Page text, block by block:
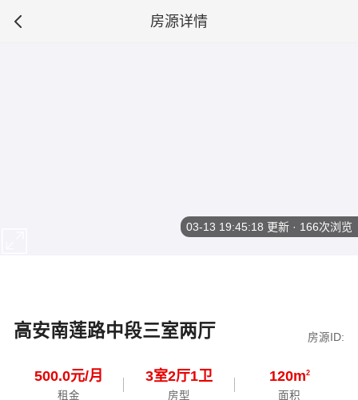
房源详情
高安南莲路中段三室两厅 房源ID:
500.0元/月
租金
3室2厅1卫
房型
120m2
面积
03-13 19:45:18 更新 · 166次浏览